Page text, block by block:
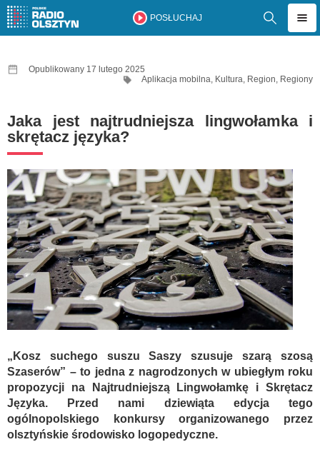
POSŁUCHAJ
Opublikowany 17 lutego 2025
Aplikacja mobilna, Kultura, Region, Regiony
Jaka jest najtrudniejsza lingwołamka i
skrętacz języka?
„Kosz suchego suszu Saszy szusuje szarą szosą
Szaserów” – to jedna z nagrodzonych w ubiegłym roku
propozycji na Najtrudniejszą Lingwołamkę i Skrętacz
Języka. Przed nami dziewiąta edycja tego
ogólnopolskiego konkursy organizowanego przez
olsztyńskie środowisko logopedyczne.